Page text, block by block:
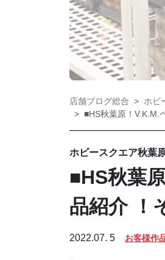
店舗ブログ総合
ホビ
■HS秋葉原！V.K.M.
ホビースクエア秋葉
■HS秋葉
品紹介 ！
2022.07. 5 お客様作